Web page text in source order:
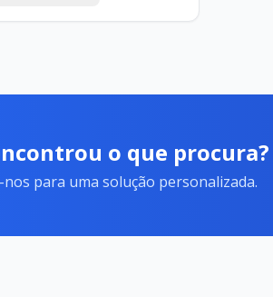
o que procura?
para uma solução personalizada.